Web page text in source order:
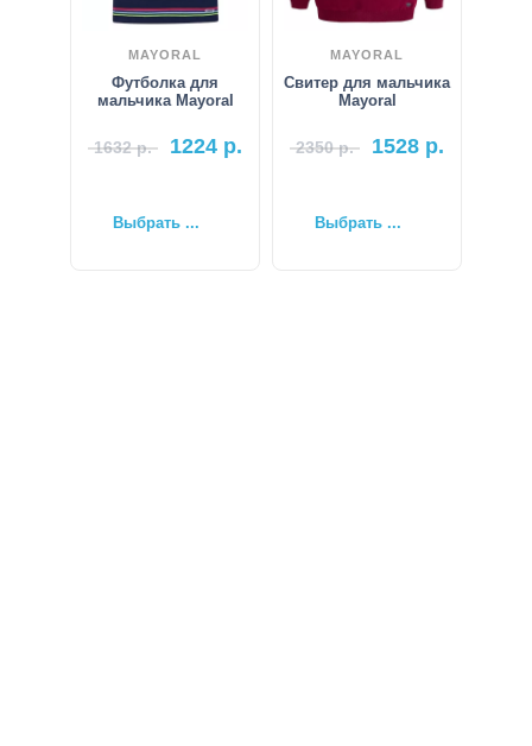
MAYORAL
Футболка для
мальчика Mayoral
1632р. 1224 р.
Выбрать ...
MAYORAL
Свитер для мальчика
Mayoral
2350р. 1528 р.
Выбрать ...